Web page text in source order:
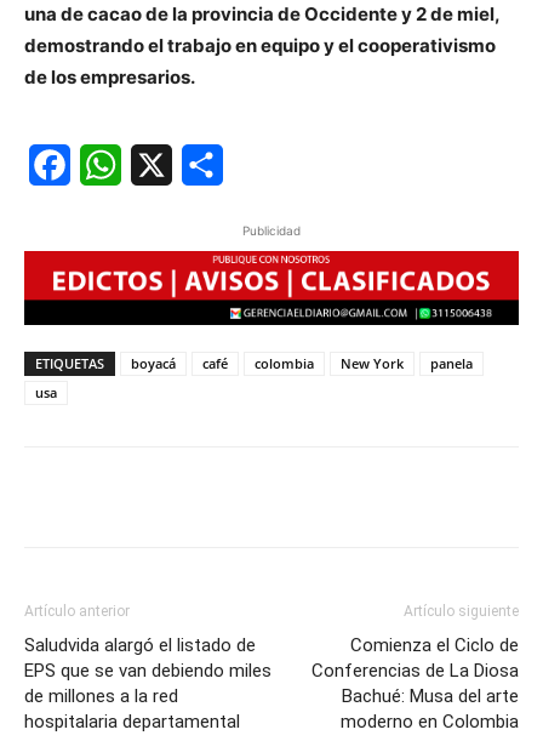
una de cacao de la provincia de Occidente y 2 de miel,
demostrando el trabajo en equipo y el cooperativismo
de los empresarios.
FacebookWhatsApp
Publicidad
ETIQUETAS boyacá café colombia New York
panela
usa
Artículo anterior
Saludvida alargó el listado de
EPS que se van debiendo miles
de millones a la red
hospitalaria departamental
Artículo siguiente
Comienza el Ciclo de
Conferencias de La Diosa
Bachué: Musa del arte
moderno en Colombia